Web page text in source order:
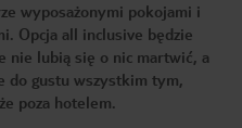
wyposażonymi pokojami i
Opcja all inclusive będzie
nie lubią się o nic martwić, a
do gustu wszystkim tym,
poza hotelem.